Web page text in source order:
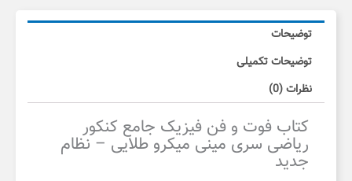
توضیحات
توضیحات تکمیلی
نظرات (0)
کتاب فوت و فن فیزیک جامع کنکور
ریاضی سری مینی میکرو طلایی – نظام
جدید